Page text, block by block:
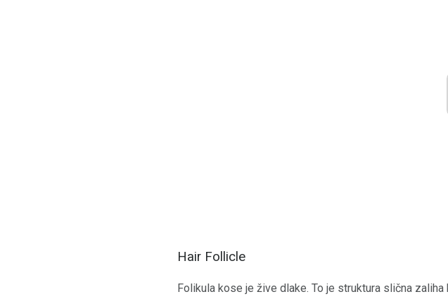
Hair Follicle
Folikula kose je žive dlake. To je struktura slična